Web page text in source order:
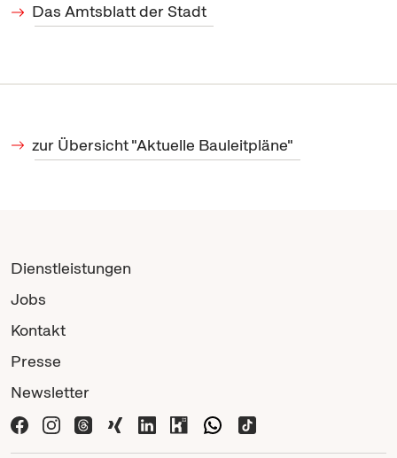
Das Amtsblatt der Stadt
zur Übersicht "Aktuelle Bauleitpläne"
Dienstleistungen
Jobs
Kontakt
Presse
Newsletter